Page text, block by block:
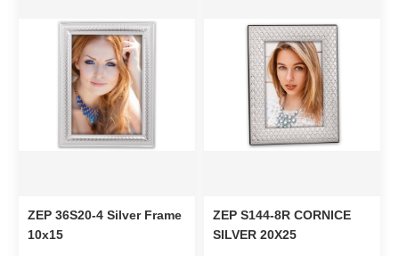
ZEP 36S20-4 Silver Frame
10x15
ZEP S144-8R CORNICE
SILVER 20X25